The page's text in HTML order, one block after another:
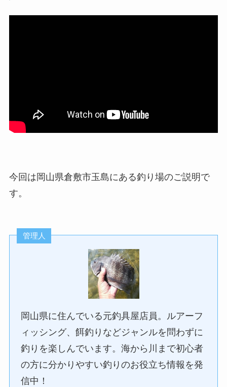
今回は岡山県倉敷市玉島にある釣り場のご説明で
す。
管理人
岡山県に住んでいる元釣具屋店員。ルアーフ
ィッシング、餌釣りなどジャンルを問わずに
釣りを楽しんでいます。海から川まで初心者
の方に分かりやすい釣りのお役立ち情報を発
信中！